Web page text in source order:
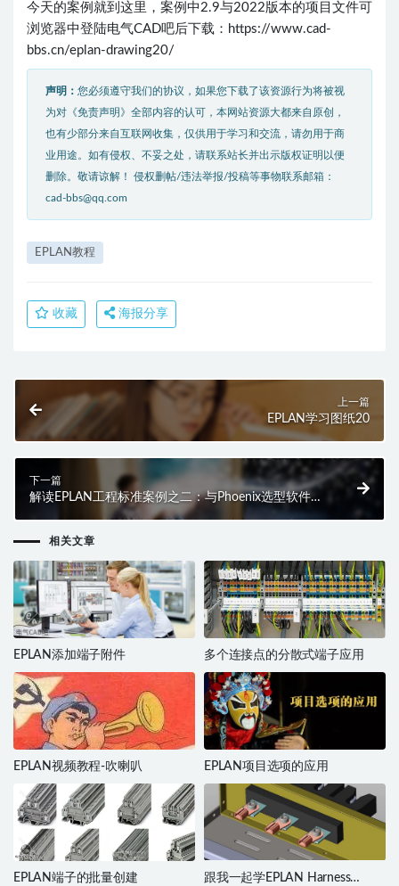
今天的案例就到这里，案例中2.9与2022版本的项目文件可
浏览器中登陆电气CAD吧后下载：https://www.cad-
bbs.cn/eplan-drawing20/
声明： 您必须遵守我们的协议，如果您下载了该资源行为将被视
为对《免责声明》全部内容的认可，本网站资源大都来自原创，
也有少部分来自互联网收集，仅供用于学习和交流，请勿用于商
业用途。如有侵权、不妥之处，请联系站长并出示版权证明以便
删除。敬请谅解！ 侵权删帖/违法举报/投稿等事物联系邮箱：
cad-bbs@qq.com
EPLAN教程
收藏 海报分享
上一篇
EPLAN学习图纸20
下一篇
解读EPLAN工程标准案例之二：与Phoenix选型软件的
相关文章
EPLAN添加端子附件 多个连接点的分散式端子应用
EPLAN视频教程-吹喇叭 EPLAN项目选项的应用
EPLAN端子的批量创建
跟我一起学EPLAN Harness